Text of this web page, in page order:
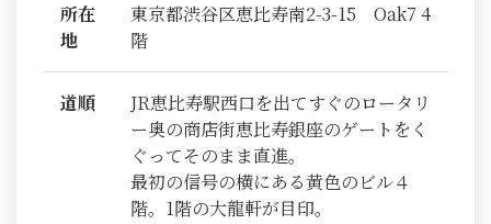
所在
地
東京都渋谷区恵比寿南2-3-15 Oak7 4
階
道順
JR恵比寿駅西口を出てすぐのロータリ
ー奥の商店街恵比寿銀座のゲートをく
ぐってそのまま直進。
最初の信号の横にある黄色のビル４
階。1階の大龍軒が目印。